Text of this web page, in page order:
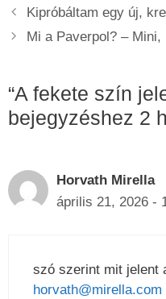
Kipróbáltam egy új,
Mi a Paverpol? –
“A fekete szín
bejegyzéshez 2
Horvath Mirella
április 21, 2026 -
szó szerint mit jelent
horvath@mirella.com